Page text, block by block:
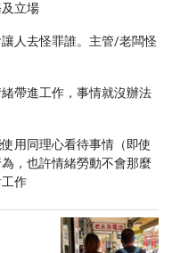
立場
人去怪罪誰。主管/老闆怪
帶進工作，事情就沒辦法
用同理心看待事情（即使
，也許情緒勞動不會那麼
作